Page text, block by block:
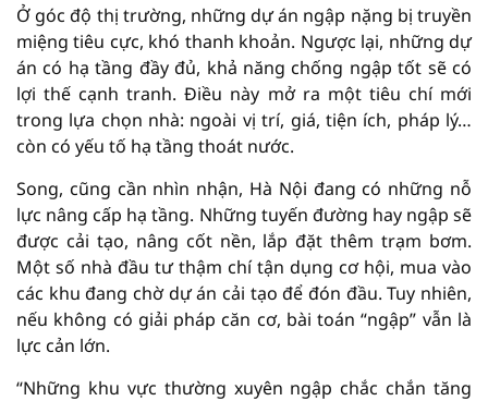
Ở góc độ thị trường, những dự án ngập nặng bị truyền
miệng tiêu cực, khó thanh khoản. Ngược lại, những dự
án có hạ tầng đầy đủ, khả năng chống ngập tốt sẽ có
lợi thế cạnh tranh. Điều này mở ra một tiêu chí mới
trong lựa chọn nhà: ngoài vị trí, giá, tiện ích, pháp lý…
còn có yếu tố hạ tầng thoát nước.
Song, cũng cần nhìn nhận, Hà Nội đang có những nỗ
lực nâng cấp hạ tầng. Những tuyến đường hay ngập sẽ
được cải tạo, nâng cốt nền, lắp đặt thêm trạm bơm.
Một số nhà đầu tư thậm chí tận dụng cơ hội, mua vào
các khu đang chờ dự án cải tạo để đón đầu. Tuy nhiên,
nếu không có giải pháp căn cơ, bài toán “ngập” vẫn là
lực cản lớn.
“Những khu vực thường xuyên ngập chắc chắn tăng